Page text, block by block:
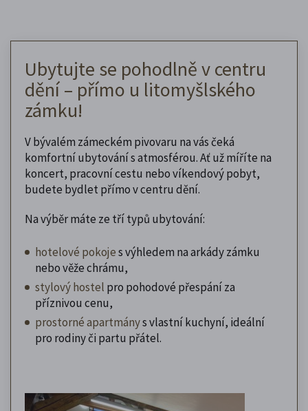
Ubytujte se pohodlně v centru
dění – přímo u litomyšlského
zámku!
V bývalém zámeckém pivovaru na vás čeká
komfortní ubytování s atmosférou. Ať už míříte na
koncert, pracovní cestu nebo víkendový pobyt,
budete bydlet přímo v centru dění.
Na výběr máte ze tří typů ubytování:
hotelové pokojes výhledem na arkády zámku
nebo věže chrámu,
stylový hostel pro pohodové přespání za
příznivou cenu,
prostorné apartmánys vlastní kuchyní, ideální
pro rodiny či partu přátel.